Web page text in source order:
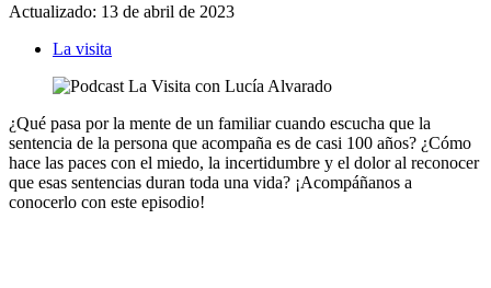
Actualizado: 13 de abril de 2023
La visita
¿Qué pasa por la mente de un familiar cuando escucha que la
sentencia de la persona que acompaña es de casi 100 años? ¿Cómo
hace las paces con el miedo, la incertidumbre y el dolor al reconocer
que esas sentencias duran toda una vida? ¡Acompáñanos a
conocerlo con este episodio!